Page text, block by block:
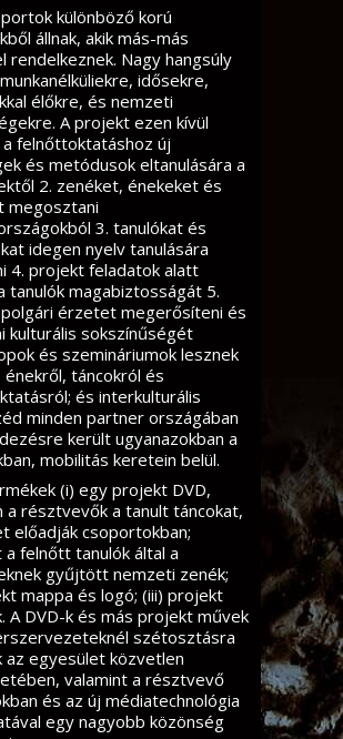
különböző korú
állnak, akik más-más
rendelkeznek. Nagy hangsúly
idősekre,
élőkre, és nemzeti
A projekt ezen kívül
felnőttoktatáshoz új
és metódusok eltanulására a
2. zenéket, énekeket és
megosztani
3. tanulókat és
idegen nyelv tanulására
4. projekt feladatok alatt
tanulók magabiztosságát 5.
érzetet megerősíteni és
kulturális sokszínűségét
és szemináriumok lesznek
énekről, táncokról és
és interkulturális
minden partner országában
került ugyanazokban a
mobilitás keretein belül.
(i) egy projekt DVD,
a résztvevők a tanult táncokat,
előadják csoportokban;
a felnőtt tanulók által a
gyűjtött nemzeti zenék;
mappa és logó; (iii) projekt
A DVD-k és más projekt művek
szétosztásra
az egyesület közvetlen
valamint a résztvevő
és az új médiatechnológia
egy nagyobb közönség